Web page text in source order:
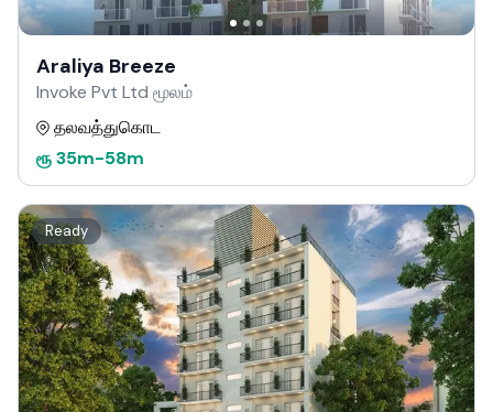
Araliya Breeze
Invoke Pvt Ltd மூலம்
தலவத்துகொட
ரூ35m-58m
Ready